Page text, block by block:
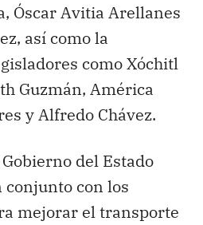
Óscar Avitia Arellanes
así como la
como Xóchitl
Guzmán, América
y Alfredo Chávez.
del Estado
conjunto con los
mejorar el transporte